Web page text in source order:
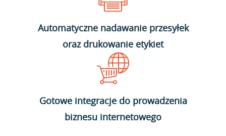
Automatyczne nadawanie przesyłek
oraz drukowanie etykiet
Gotowe integracje do prowadzenia
biznesu internetowego